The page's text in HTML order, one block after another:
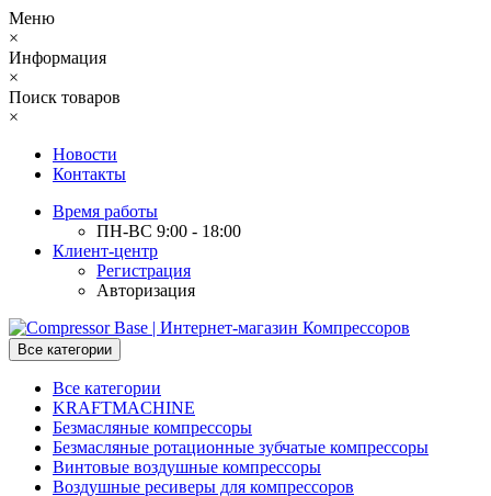
Меню
×
Информация
×
Поиск товаров
×
Новости
Контакты
Время работы
ПН-ВС 9:00 - 18:00
Клиент-центр
Регистрация
Авторизация
Все категории
Все категории
KRAFTMACHINE
Безмасляные компрессоры
Безмасляные ротационные зубчатые компрессоры
Винтовые воздушные компрессоры
Воздушные ресиверы для компрессоров